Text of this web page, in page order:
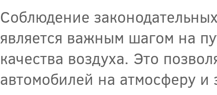
Соблюдение
является важным шагом на
качества воздуха. Это
автомобилей на атмосферу и